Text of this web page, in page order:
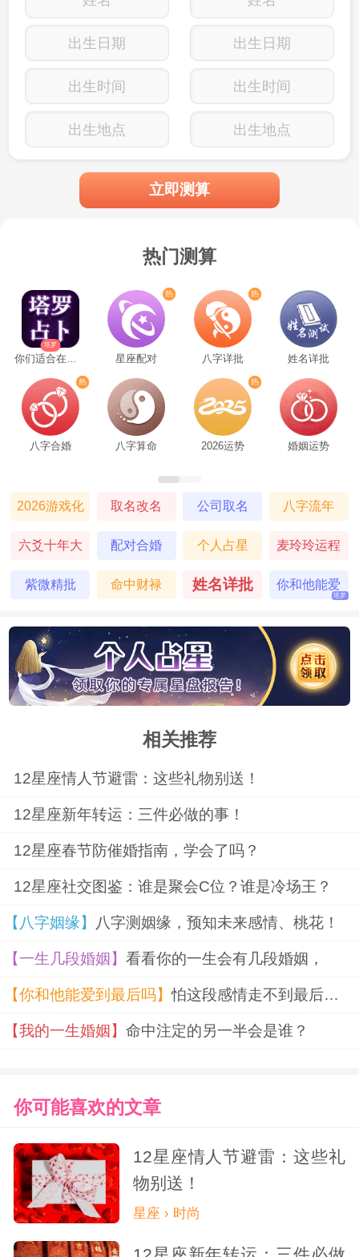
是两个人共同进步的爱情，既能享受当下的
甜蜜，又能为更好的明天努力。
摩羯座
们不会为了一时冲动投入感情，而是会慎重
应该让两个人都变得更好。摩羯座愿意为爱
人提供稳定的生活，同时也期待对方有同样
务实的态度。在他们看来，没有规划的感情
就像没有地基的房子，再美也经不起风雨。
天秤座
天秤座追求的是优雅平衡的生活状态。
他们向往浪漫的爱情，但不会因此忽略现实
需求。这个星座很懂得权衡，既不会为爱盲
目，也不会过分物质。天秤座希望感情是双
也能共同面对生活挑战。他们最不能接受的
就是失衡的感情状态。
巨蟹座把安全感看得很重。他们渴望温
暖的感情，也需要稳定的物质保障。这个星
座愿意为爱付出所有，但前提是对方能给到
足够的安全感。巨蟹座最向往的是和爱人共
建温馨小家，这既需要情感投入，也需要经
济基础。他们不会选择充满不确定性的感
情，因为那会让他们终日惶惶不安。
诉我们：最美好的关系，是两个人既能共享
烛光晚餐，也能一起规划水电账单。当爱情
落地生根，才能在现实的土壤里开出最持久
的花。
出生日期
出生时间
出生地点
出生日期
出生时间
出生地点
立即测算
热门测算
塔罗
星座配对 八字详批 姓名详批
八字合婚 八字算命 2026运势 婚姻运势
2026游戏化 取名改名 公司取名 八字流年
六爻十年大 配对合婚 个人占星 麦玲玲运程
紫微精批 命中财禄 姓名详批 你和他能爱
塔罗
相关推荐
12星座情人节避雷：这些礼物别送！
12星座新年转运：三件必做的事！
12星座春节防催婚指南，学会了吗？
12星座社交图鉴：谁是聚会C位？谁是冷场王？
【八字姻缘】 八字测姻缘，预知未来感情、桃花！
【一生几段婚姻】看看你的一生会有几段婚姻，
【你和他能爱到最后吗】怕这段感情走不到最后？塔罗预知你们的爱情结局。
【我的一生婚姻】命中注定的另一半会是谁？
你可能喜欢的文章
12星座情人节避雷：这些礼
物别送！
星座 › 时尚